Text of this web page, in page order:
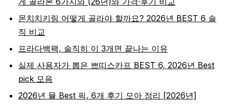
몬치치키링 어떻게 골라야 할까요? 2026년 BEST 6 솔
직 비교
프라다백팩, 솔직히 이 3개면 끝나는 이유
실제 사용자가 뽑은 쁘띠스카프 BEST 6, 2026년 Best
pick 모음
2026년 뮬 Best 픽, 6개 후기 모아 정리 [2026년]